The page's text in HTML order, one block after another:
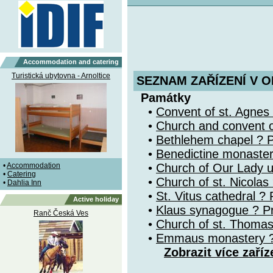
Accommodation and catering
Turistická ubytovna - Arnoltice
•Accommodation
• Catering
• Dahlia Inn
Active holiday
Ranč Česká Ves
SEZNAM ZAŘÍZENÍ V
Památky
• Convent of st.
• Church and convent
• Bethlehem chapel ?
• Benedictine
• Church of Our Lady
• Church of st. Nicolas
• St. Vitus cathedral ?
• Klaus synagogue ?
• Church of st.
• Emmaus monastery
Zobrazit více